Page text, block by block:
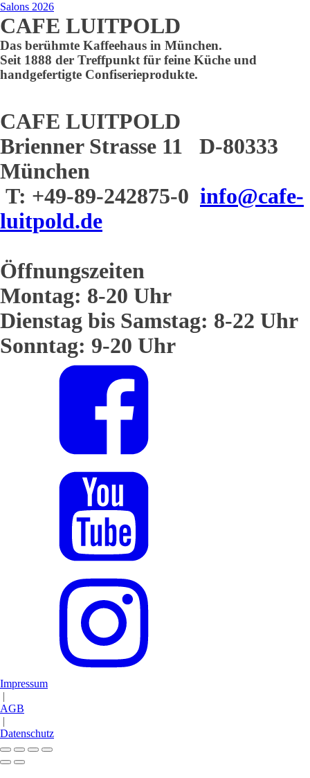
Salons 2026
CAFE LUITPOLD
Das berühmte Kaffeehaus in München.
Seit 1888 der Treffpunkt für feine Küche und
handgefertigte Confiserieprodukte.
CAFE LUITPOLD
Brienner Strasse 11 D-80333
München
T: +49-89-242875-0 info@cafe-
luitpold.de
Öffnungszeiten
Montag: 8-20 Uhr
Dienstag bis Samstag: 8-22 Uhr
Sonntag: 9-20 Uhr
Impressum
|
AGB
|
Datenschutz